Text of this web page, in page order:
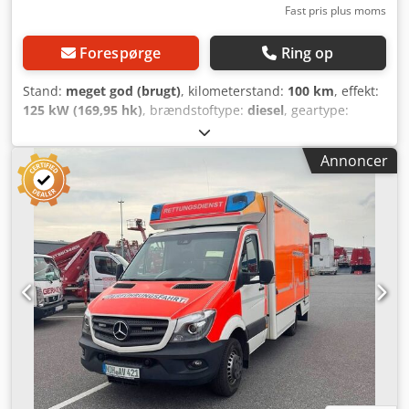
Fast pris plus moms
Forespørge Ring op
Stand: meget god (brugt), kilometerstand: 100 km, effekt:
125 kW (169,95 hk), brændstoftype: diesel, geartype:
, Anvendelsesformål: Godstransport
Motorvolumen: 1.950 cc Egenvægt: 5.000 kg Tilladt
totalvægt: 3.870 kg Teknisk stand: Meget god Optisk stand:
Meget god Kontakt Christian Theißen for yderligere
information. Fabrikant: Mercedes Benz / WAS Model:
Sprinter Ambulance Årgang: 2026 Produkttype: Ny Data:
Førstegangsregistrering: Ny bil med fabriksgaranti og uden
registrering Bemærkning: Den angivne pris inkluderer
allerede det installerede Powerload-system. Køretøjet
sælges sammen med en fabriksny Stryker-båre.
Tillægsprisen herfor er yderligere 23.900,00 EUR netto.
Kilometerstand: 100 km Brændstoftype: Diesel
Gearkassetype: Automatgear Motorydelse/volumen: 125
kW / 1.950 cm³ Tilladt totalvægt: 5.000 kg Egenvægt: 3.870
kg Miljømærke: Grøn / Euro 6 Farve: Hvid med folie
Annoncer